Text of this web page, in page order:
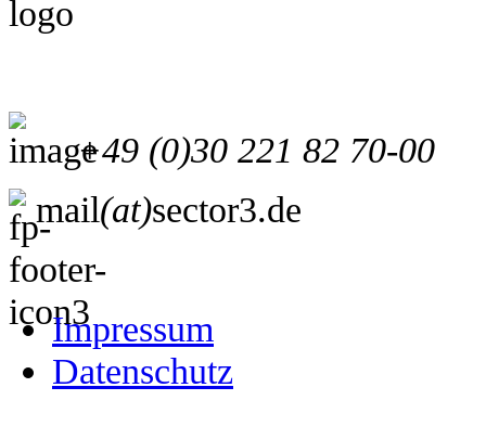
+49 (0)30 221 82 70-00
mail(at)sector3.de
Impressum
Datenschutz